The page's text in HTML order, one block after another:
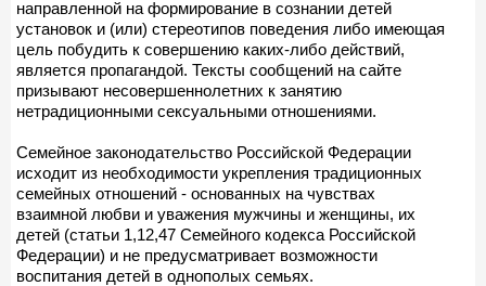
направленной на формирование в сознании детей
установок и (или) стереотипов поведения либо имеющая
цель побудить к совершению каких-либо действий,
является пропагандой. Тексты сообщений на сайте
призывают несовершеннолетних к занятию
нетрадиционными сексуальными отношениями.
Семейное законодательство Российской Федерации
исходит из необходимости укрепления традиционных
семейных отношений - основанных на чувствах
взаимной любви и уважения мужчины и женщины, их
детей (статьи 1,12,47 Семейного кодекса Российской
Федерации) и не предусматривает возможности
воспитания детей в однополых семьях.